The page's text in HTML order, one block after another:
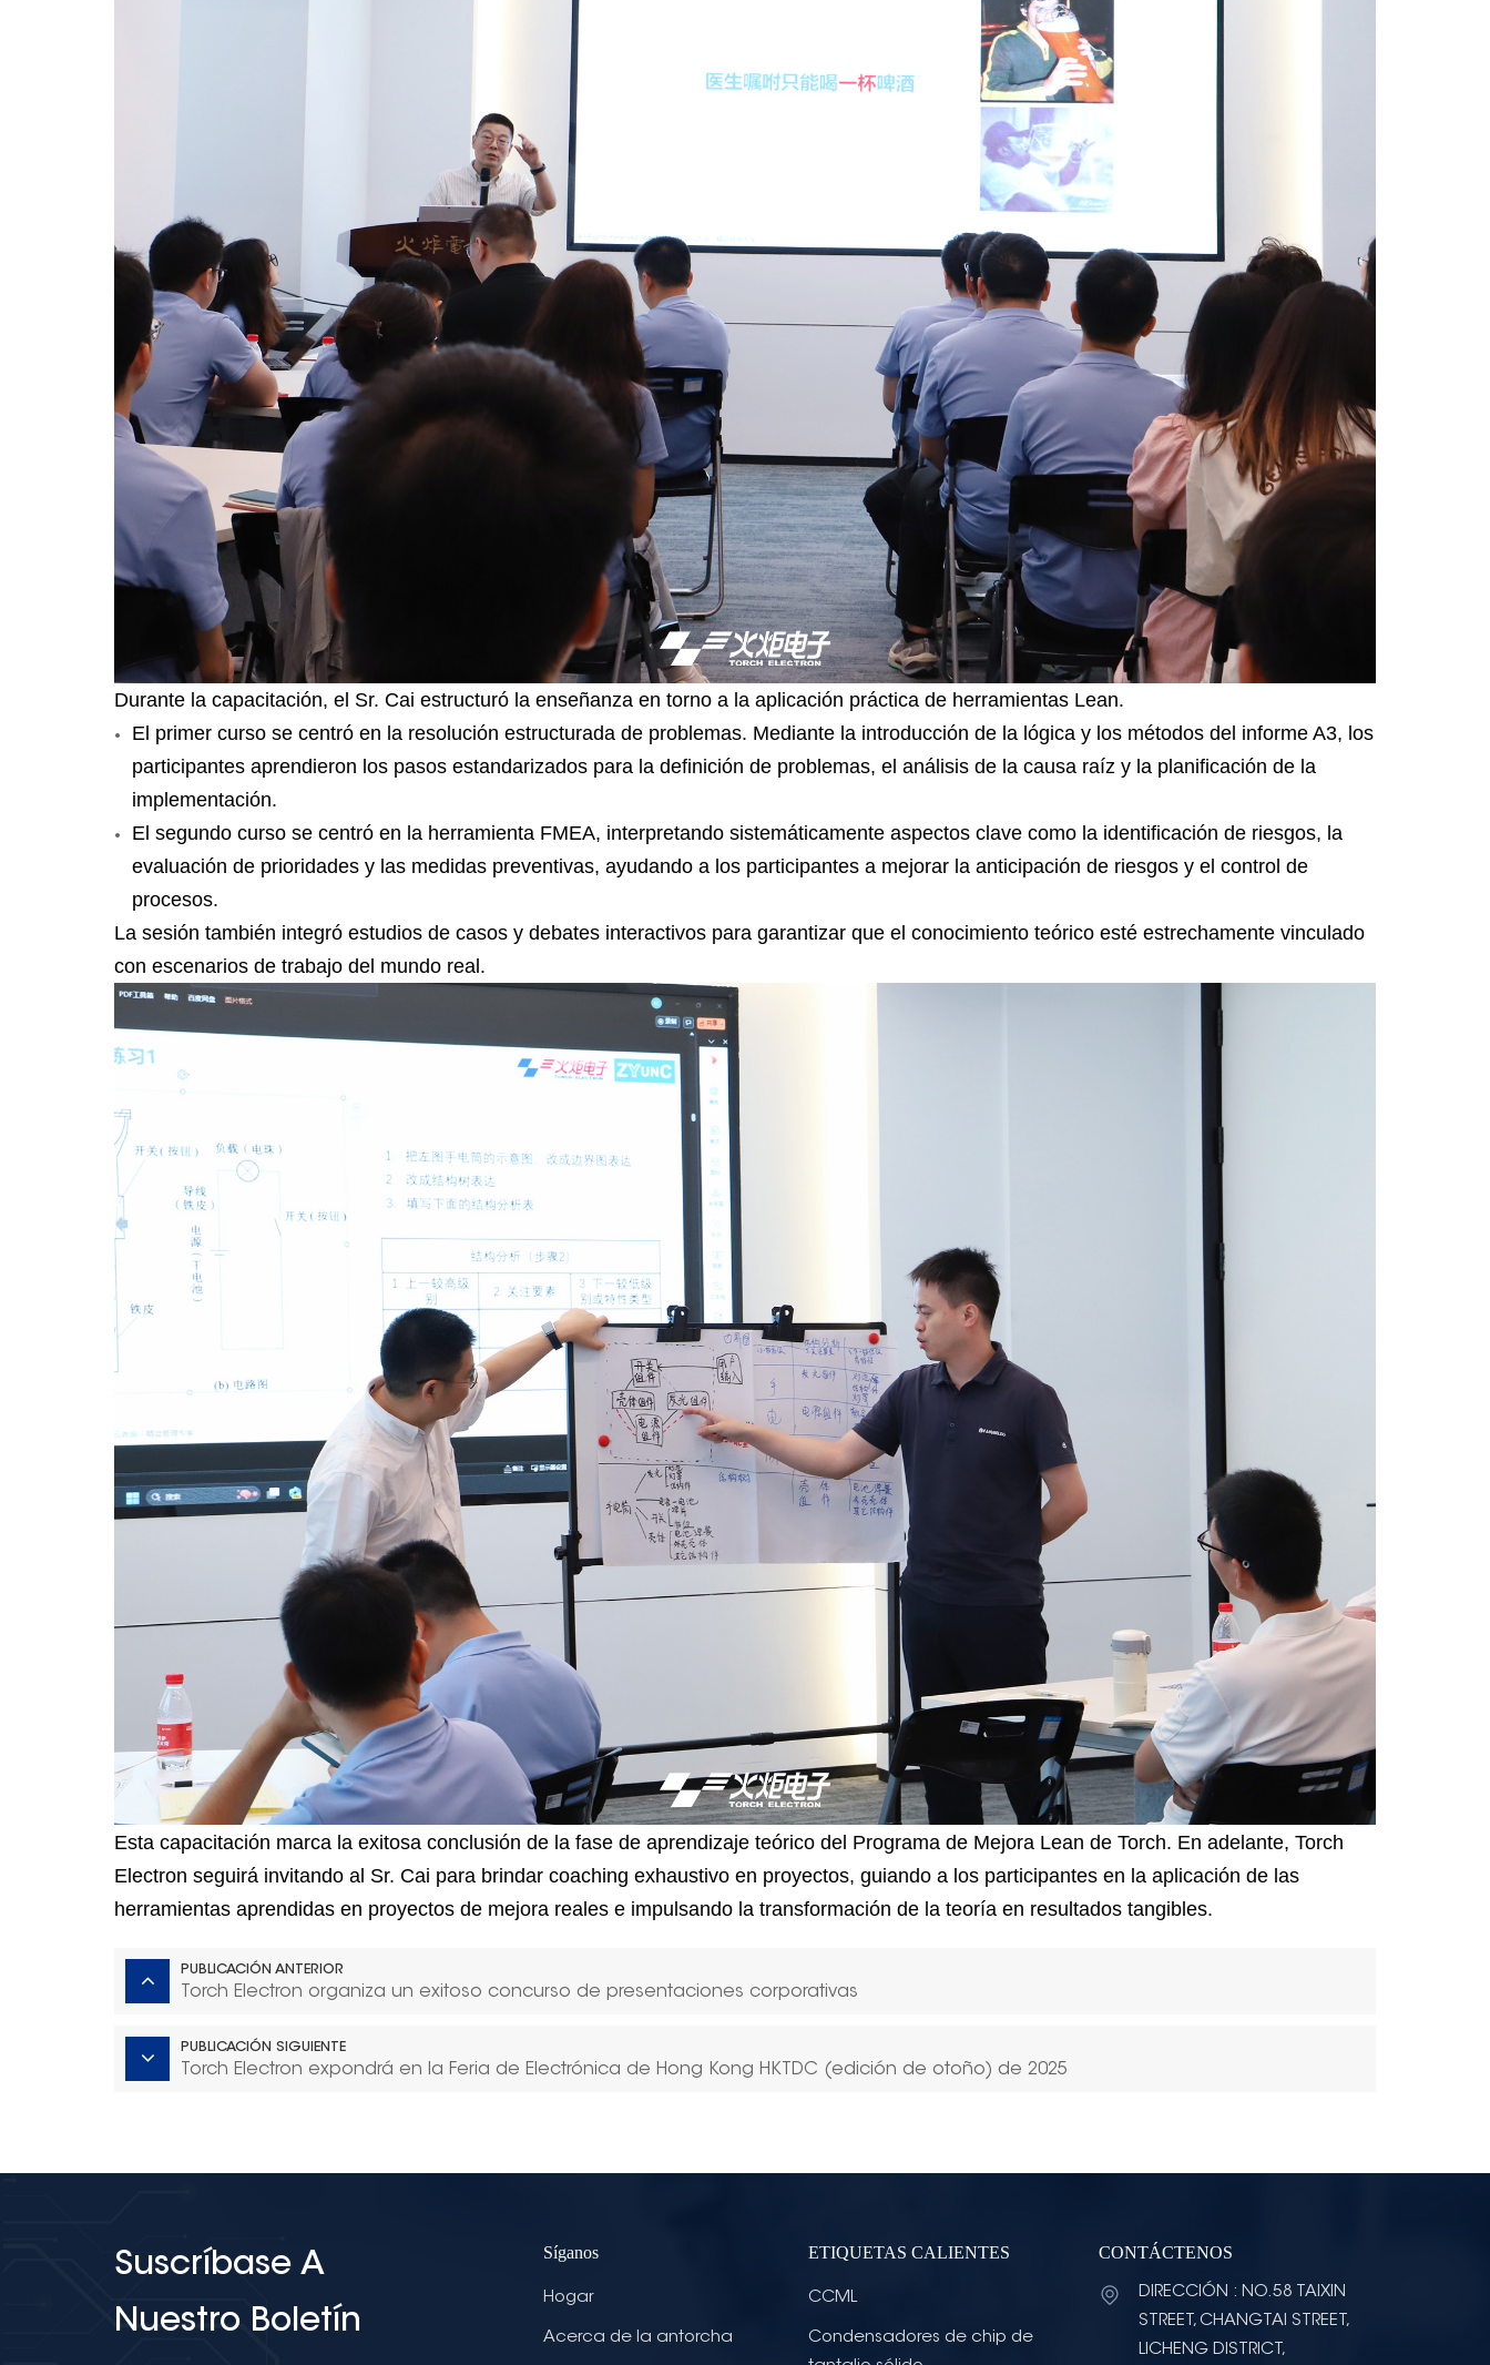
Durante la capacitación, el Sr. Cai estructuró la enseñanza en torno a la aplicación práctica de herramientas Lean.
El primer curso se centró en la resolución estructurada de problemas. Mediante la introducción de la lógica y los métodos del informe A3, los
participantes aprendieron los pasos estandarizados para la definición de problemas, el análisis de la causa raíz y la planificación de la
implementación.
El segundo curso se centró en la herramienta FMEA, interpretando sistemáticamente aspectos clave como la identificación de riesgos, la
evaluación de prioridades y las medidas preventivas, ayudando a los participantes a mejorar la anticipación de riesgos y el control de
procesos.
La sesión también integró estudios de casos y debates interactivos para garantizar que el conocimiento teórico esté estrechamente vinculado
con escenarios de trabajo del mundo real.
Esta capacitación marca la exitosa conclusión de la fase de aprendizaje teórico del Programa de Mejora Lean de Torch. En adelante, Torch
Electron seguirá invitando al Sr. Cai para brindar coaching exhaustivo en proyectos, guiando a los participantes en la aplicación de las
herramientas aprendidas en proyectos de mejora reales e impulsando la transformación de la teoría en resultados tangibles.
PUBLICACIÓN ANTERIOR
Torch Electron organiza un exitoso concurso de presentaciones corporativas
PUBLICACIÓN SIGUIENTE
Torch Electron expondrá en la Feria de Electrónica de Hong Kong HKTDC (edición de otoño) de 2025
Suscríbase A
Nuestro Boletín
Síganos
Hogar
Acerca de la antorcha
ETIQUETAS CALIENTES
CCML
Condensadores de chip de
CONTÁCTENOS
DIRECCIÓN : NO.58 TAIXIN
STREET, CHANGTAI STREET,
LICHENG DISTRICT,